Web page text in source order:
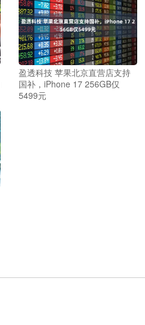
盈透科技 苹果北京直营店支持
国补，iPhone 17 256GB仅
5499元